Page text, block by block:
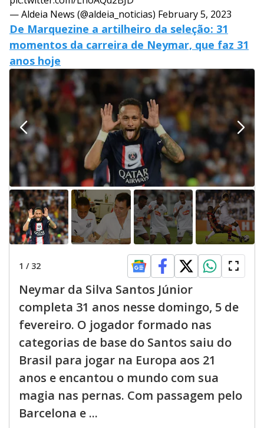
— Aldeia News (@aldeia_noticias) February 5, 2023
De Marquezine a artilheiro da seleção: 31
momentos da carreira de Neymar, que faz 31
anos hoje
1 / 32
Neymar da Silva Santos Júnior
completa 31 anos nesse domingo, 5 de
fevereiro. O jogador formado nas
categorias de base do Santos saiu do
Brasil para jogar na Europa aos 21
anos e encantou o mundo com sua
magia nas pernas. Com passagem pelo
Barcelona e ...